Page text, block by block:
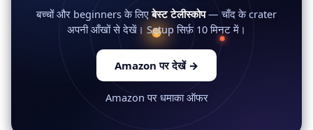
बच्चों और beginners के लिएबेस्ट टेलीस्कोप— चाँद के crater
अपनी आँखों से देखें। Setup सिर्फ़ 10 मिनट में।
Amazon पर देखें →
Amazon पर धमाका ऑफर